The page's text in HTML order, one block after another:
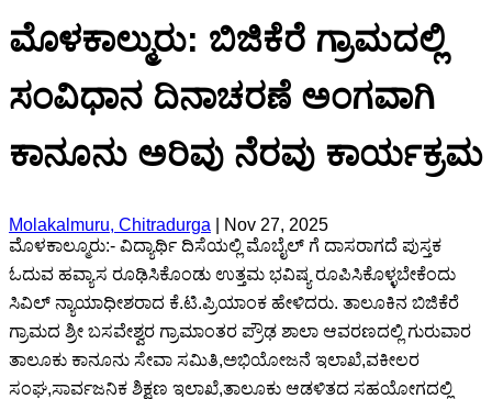
ಮೊಳಕಾಲ್ಮುರು: ಬಿಜಿಕೆರೆ ಗ್ರಾಮದಲ್ಲಿ
ಸಂವಿಧಾನ ದಿನಾಚರಣೆ ಅಂಗವಾಗಿ
ಕಾನೂನು ಅರಿವು ನೆರವು ಕಾರ್ಯಕ್ರಮ
Molakalmuru, Chitradurga
Nov 27, 2025
ಮೊಳಕಾಲ್ಮೂರು:- ವಿದ್ಯಾರ್ಥಿ ದಿಸೆಯಲ್ಲಿ ಮೊಬೈಲ್ ಗೆ ದಾಸರಾಗದೆ ಪುಸ್ತಕ
ಓದುವ ಹವ್ಯಾಸ ರೂಢಿಸಿಕೊಂಡು ಉತ್ತಮ ಭವಿಷ್ಯ ರೂಪಿಸಿಕೊಳ್ಳಬೇಕೆಂದು
ಸಿವಿಲ್ ನ್ಯಾಯಾಧೀಶರಾದ ಕೆ.ಟಿ.ಪ್ರಿಯಾಂಕ ಹೇಳಿದರು. ತಾಲೂಕಿನ ಬಿಜಿಕೆರೆ
ಗ್ರಾಮದ ಶ್ರೀ ಬಸವೇಶ್ವರ ಗ್ರಾಮಾಂತರ ಪ್ರೌಢ ಶಾಲಾ ಆವರಣದಲ್ಲಿ ಗುರುವಾರ
ತಾಲೂಕು ಕಾನೂನು ಸೇವಾ ಸಮಿತಿ,ಅಭಿಯೋಜನೆ ಇಲಾಖೆ,ವಕೀಲರ
ಸಂಘ,ಸಾರ್ವಜನಿಕ ಶಿಕ್ಷಣ ಇಲಾಖೆ,ತಾಲೂಕು ಆಡಳಿತದ ಸಹಯೋಗದಲ್ಲಿ